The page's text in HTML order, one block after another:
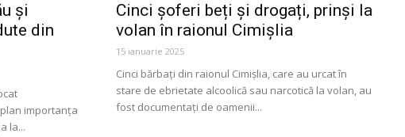
și
din
importanța
la...
Cinci șoferi beți și drogați, prinși la
volan în raionul Cimișlia
15 ianuarie 2025
Cinci bărbați din raionul Cimișlia, care au urcat în
stare de ebrietate alcoolică sau narcotică la volan, au
fost documentați de oamenii...